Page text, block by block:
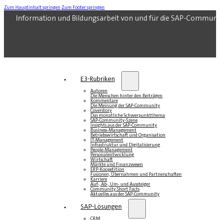
Zum Hauptinhalt springen Zum Footer springen
Information und Bildungsarbeit von und für die SAP-
E3-Rubriken
Autoren
Die Menschen hinter den Beiträgen
Kommentare
Die Meinung der SAP-Community
Coverstory
Das monatliche Schwerpunktthema
SAP-Community-Szene
Insights aus der SAP-Community
Business-Management
Betriebswirtschaft und Organisation
IT-Management
Infrastruktur und Digitalisierung
People-Management
Personalentwicklung
Wirtschaft
Märkte und Finanzwesen
ERP-Koopetition
Fusionen, Übernahmen und Partnerschaften
Karriere
Auf-, Ab-, Um- und Aussteiger
Community Short Facts
Aktuelles aus der SAP-Community
SAP-Lösungen
CRM